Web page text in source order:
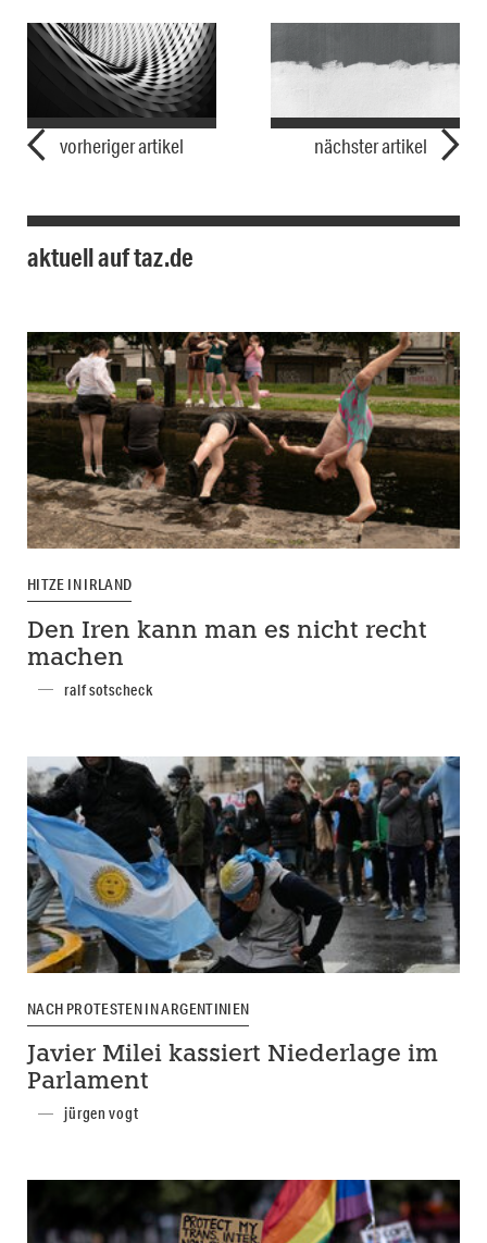
vorheriger artikel nächster artikel
aktuell auf taz.de
HITZE IN IRLAND
Den Iren kann man es nicht recht
machen
ralf sotscheck
NACH PROTESTEN IN ARGENTINIEN
Javier Milei kassiert Niederlage im
Parlament
jürgen vogt